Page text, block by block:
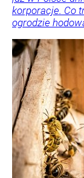
korporacje. Co
ogrodzie